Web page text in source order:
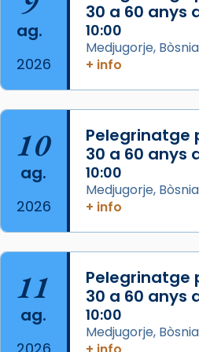
Photo
View on Facebook ·
de Barcelona.
Aquest dilluns, 27 de
missa d’acció de
comitè organitzador de
del Sant Pare Lleó XIV a
col·laboradors, a la
L’arquebisbe de
Josep Omella, ha
concelebrat el bisbe
Mons. David Abadías.
📸 Dr. G. Simón
ag.
2026
30 a 60 anys
10:00
Medjugorje,
+ info
10
ag.
2026
Pelegrinatge
30 a 60 anys
10:00
Medjugorje,
+ info
11
ag.
Pelegrinatge
30 a 60 anys
10:00
Medjugorje,